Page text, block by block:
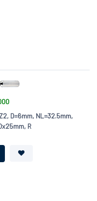
D=6mm, NL=32.5mm,
R